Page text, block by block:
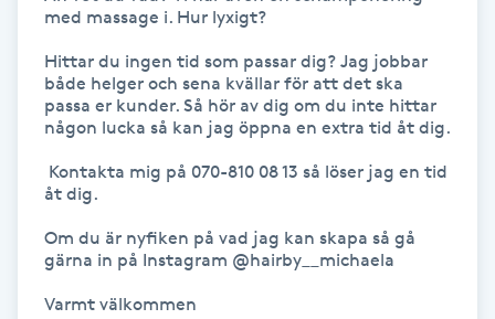
Kinesiologi
Kinesisk medicin
Klippning
med massage i. Hur lyxigt?
Hittar du ingen tid som passar dig? Jag jobbar
både helger och sena kvällar för att det ska
passa er kunder. Så hör av dig om du inte hittar
någon lucka så kan jag öppna en extra tid åt dig.
åt dig.
Om du är nyfiken på vad jag kan skapa så gå
gärna in på Instagram @hairby__michaela
Varmt välkommen